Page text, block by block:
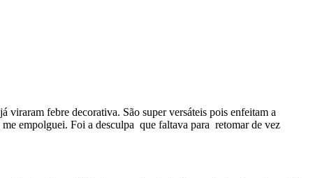
febre decorativa. São super versáteis pois enfeitam a
empolguei. Foi a desculpa que faltava para retomar de vez